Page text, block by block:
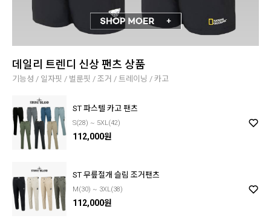
데일리 트렌디 신상 팬츠 상품
기능성 / 일자핏 / 벌룬핏 / 조거 / 트레이닝 / 카고
ST 파스텔 카고 팬츠
S(28) ~ 5XL(42)
112,000원
ST 무릎절개 슬림 조거팬츠
M(30) ~ 3XL(38)
112,000원